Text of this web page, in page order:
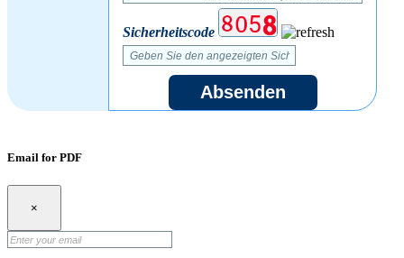
Sicherheitscode
Absenden
Email for PDF
×